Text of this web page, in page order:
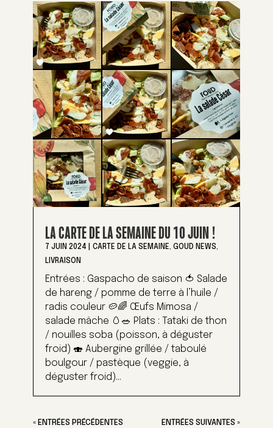
LA CARTE DE LA SEMAINE DU 10 JUIN !
7 JUIN 2024 CARTE DE LA SEMAINE, GOUD NEWS,
LIVRAISON
Entrées : Gaspacho de saison 🍅 Salade
de hareng / pomme de terre à l’huile /
radis couleur 🥔🌈 Œufs Mimosa /
salade mâche 🥚🥗 Plats : Tataki de thon
/ nouilles soba (poisson, à déguster
froid) 🍣 Aubergine grillée / taboulé
boulgour / pastèque (veggie, à
déguster froid)...
« ENTRÉES PRÉCÉDENTES ENTRÉES SUIVANTES »